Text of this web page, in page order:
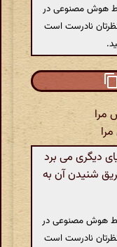
هوش مصنوعی در
نظرتان نادرست است
مرا
دیگری می برد
شنیدن آن به
هوش مصنوعی در
نظرتان نادرست است